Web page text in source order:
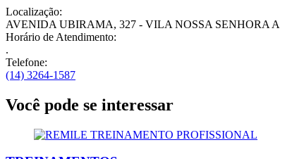
Localização:
AVENIDA UBIRAMA, 327 - VILA NOSSA SENHORA A
Horário de Atendimento:
.
Telefone:
(14) 3264-1587
Você pode se interessar